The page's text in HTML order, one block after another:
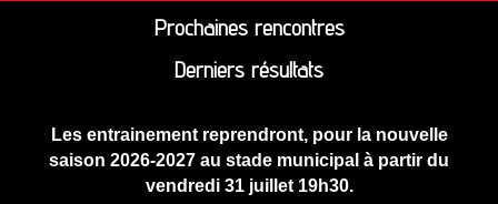
Prochaines rencontres
Derniers résultats
Les entrainement reprendront, pour la nouvelle
saison 2026-2027 au stade municipal à partir du
vendredi 31 juillet 19h30.